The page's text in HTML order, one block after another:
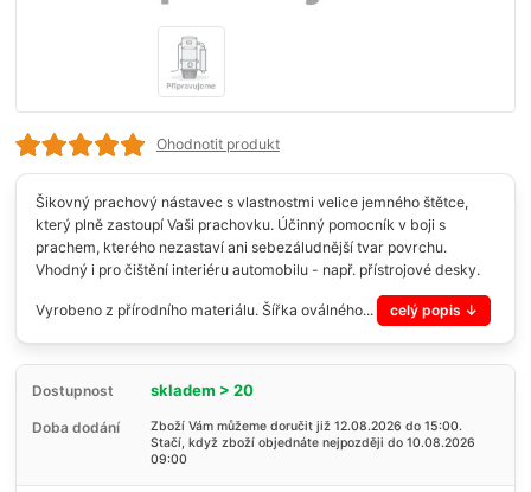
Ohodnotit produkt
Šikovný prachový nástavec s vlastnostmi velice jemného štětce,
který plně zastoupí Vaši prachovku. Účinný pomocník v boji s
prachem, kterého nezastaví ani sebezáludnější tvar povrchu.
Vhodný i pro čištění interiéru automobilu - např. přístrojové desky.
Vyrobeno z přírodního materiálu. Šířka oválného... celý popis
Dostupnost skladem > 20
Doba dodání
Zboží Vám můžeme doručit již 12.08.2026 do 15:00.
Stačí, když zboží objednáte nejpozději do 10.08.2026
09:00